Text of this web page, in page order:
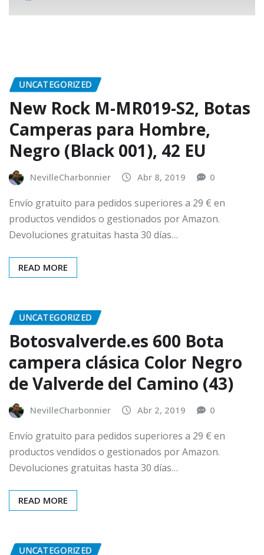
UNCATEGORIZED
New Rock M-MR019-S2, Botas
Camperas para Hombre,
Negro (Black 001), 42 EU
NevilleCharbonnier Abr 8, 2019 0
Envío gratuito para pedidos superiores a 29 € en
productos vendidos o gestionados por Amazon.
Devoluciones gratuitas hasta 30 días…
READ MORE
UNCATEGORIZED
Botosvalverde.es 600 Bota
campera clásica Color Negro
de Valverde del Camino (43)
NevilleCharbonnier Abr 2, 2019 0
Envío gratuito para pedidos superiores a 29 € en
productos vendidos o gestionados por Amazon.
Devoluciones gratuitas hasta 30 días…
READ MORE
UNCATEGORIZED